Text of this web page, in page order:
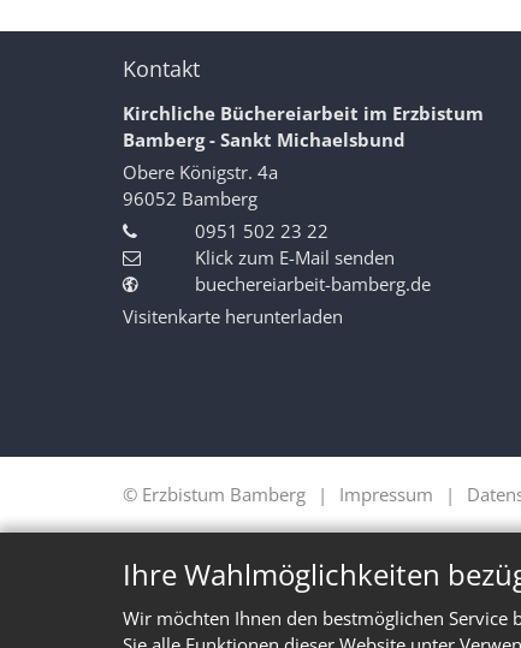
Ihre Wahlmöglichkeiten
Wir möchten Ihnen den bestmöglichen Service
Kontakt
Kirchliche Büchereiarbeit im Erzbistum
Bamberg - Sankt Michaelsbund
Obere Königstr. 4a
96052 Bamberg
0951 502 23 22
Klick zum E-Mail senden
buechereiarbeit-bamberg.de
Visitenkarte herunterladen
© Erzbistum Bamberg Impressum